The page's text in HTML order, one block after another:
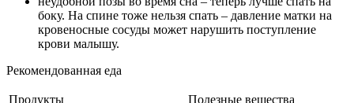
боку. На спине тоже нельзя спать – давление матки на
кровеносные сосуды может нарушить поступление
крови малышу.
Рекомендованная еда
Продукты Полезные вещества